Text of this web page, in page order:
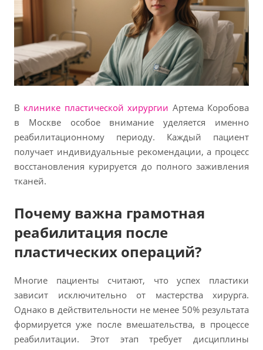
В клинике пластической хирургии Артема Коробова
в Москве особое внимание уделяется именно
реабилитационному периоду. Каждый пациент
получает индивидуальные рекомендации, а процесс
восстановления курируется до полного заживления
тканей.
Почему важна грамотная
реабилитация после
пластических операций?
Многие пациенты считают, что успех пластики
зависит исключительно от мастерства хирурга.
Однако в действительности не менее 50% результата
формируется уже после вмешательства, в процессе
реабилитации. Этот этап требует дисциплины